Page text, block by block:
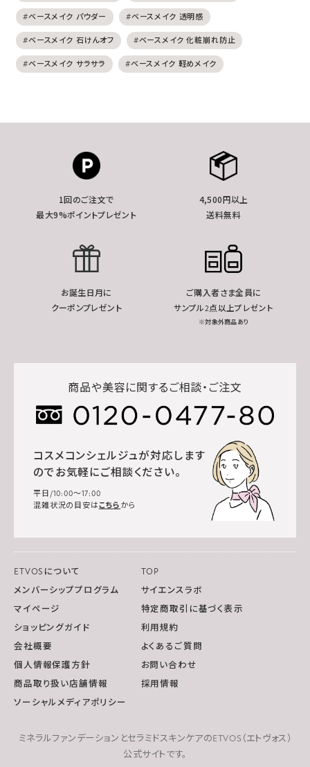
#ベースメイク パウダー #ベースメイク 透明感
#ベースメイク 石けんオフ #ベースメイク 化粧崩れ防止
#ベースメイク サラサラ #ベースメイク 軽めメイク
1回のご注文で
最大9%ポイントプレゼント
4,500円以上
送料無料
お誕生日月に
クーポンプレゼント
ご購入者さま全員に
サンプル2点以上プレゼント
※対象外商品あり
商品や美容に関するご相談・ご注文
コスメコンシェルジュが対応します
のでお気軽にご相談ください。
平日/10:00～17:00
混雑状況の目安はこちら から
ETVOSについて
TOP
メンバーシッププログラム
サイエンスラボ
マイページ
特定商取引に基づく表示
ショッピングガイド
利用規約
会社概要
よくあるご質問
個人情報保護方針
お問い合わせ
商品取り扱い店舗情報
採用情報
ソーシャルメディアポリシー
ミネラルファンデーションとセラミドスキンケアのETVOS（エトヴォス）
公式サイトです。